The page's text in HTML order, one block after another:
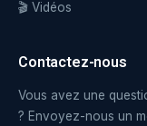
🎬 Vidéos
Contactez-nous
Vous avez une
? Envoyez-nous un